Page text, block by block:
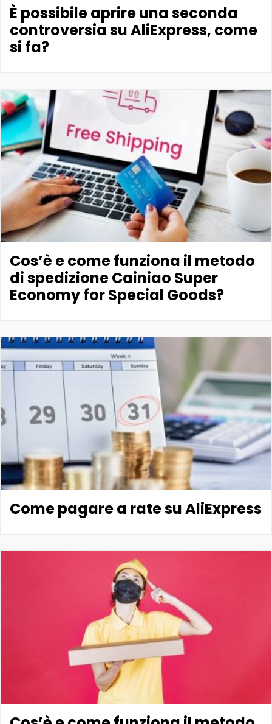
È possibile aprire una seconda
controversia su AliExpress, come
si fa?
Cos’è e come funziona il metodo
di spedizione Cainiao Super
Economy for Special Goods?
Come pagare a rate su AliExpress